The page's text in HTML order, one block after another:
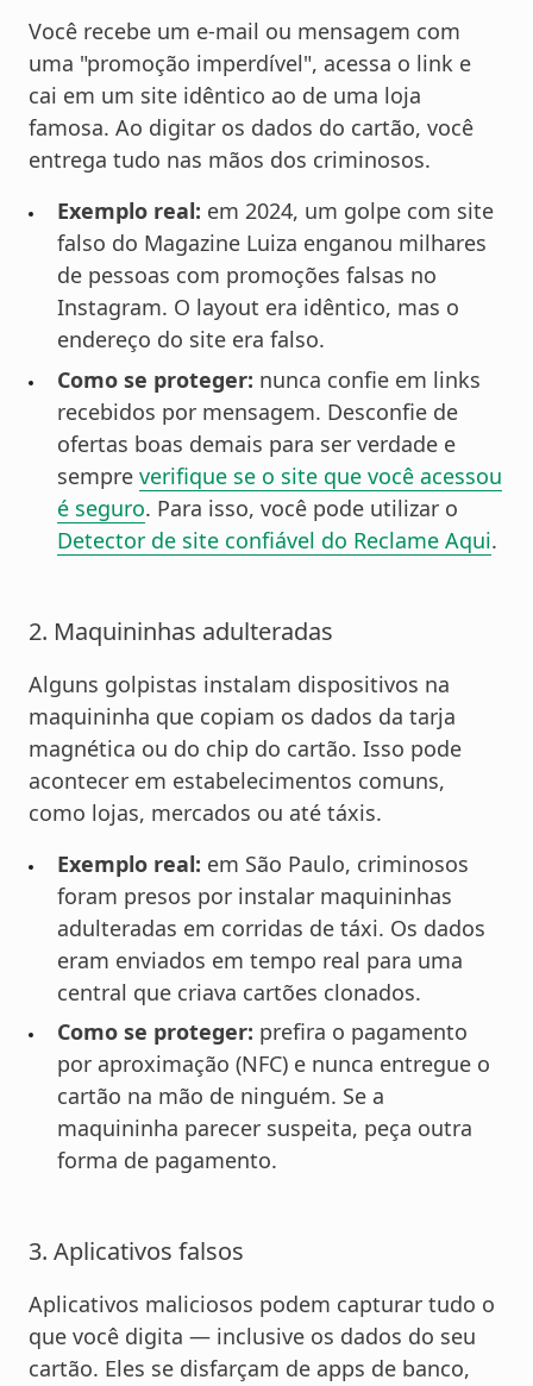
Você recebe um e-mail ou mensagem com
uma "promoção imperdível", acessa o link e
cai em um site idêntico ao de uma loja
famosa. Ao digitar os dados do cartão, você
entrega tudo nas mãos dos criminosos.
Exemplo real: em 2024, um golpe com site
falso do Magazine Luiza enganou milhares
de pessoas com promoções falsas no
Instagram. O layout era idêntico, mas o
endereço do site era falso.
Como se proteger: nunca confie em links
recebidos por mensagem. Desconfie de
ofertas boas demais para ser verdade e
sempre verifique se o site que você acessou
é seguro. Para isso, você pode utilizar o
Detector de site confiável do Reclame Aqui.
2. Maquininhas adulteradas
Alguns golpistas instalam dispositivos na
maquininha que copiam os dados da tarja
magnética ou do chip do cartão. Isso pode
acontecer em estabelecimentos comuns,
como lojas, mercados ou até táxis.
Exemplo real: em São Paulo, criminosos
foram presos por instalar maquininhas
adulteradas em corridas de táxi. Os dados
eram enviados em tempo real para uma
central que criava cartões clonados.
Como se proteger: prefira o pagamento
por aproximação (NFC) e nunca entregue o
cartão na mão de ninguém. Se a
maquininha parecer suspeita, peça outra
forma de pagamento.
3. Aplicativos falsos
Aplicativos maliciosos podem capturar tudo o
que você digita — inclusive os dados do seu
cartão. Eles se disfarçam de apps de banco,